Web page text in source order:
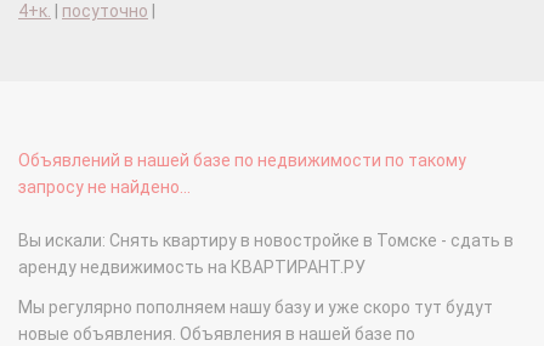
4+к.
посуточно
Объявлений в нашей базе по недвижимости по такому
запросу не найдено...
Вы искали: Снять квартиру в новостройке в Томске - сдать в
аренду недвижимость на КВАРТИРАНТ.РУ
Мы регулярно пополняем нашу базу и уже скоро тут будут
новые объявления. Объявления в нашей базе по